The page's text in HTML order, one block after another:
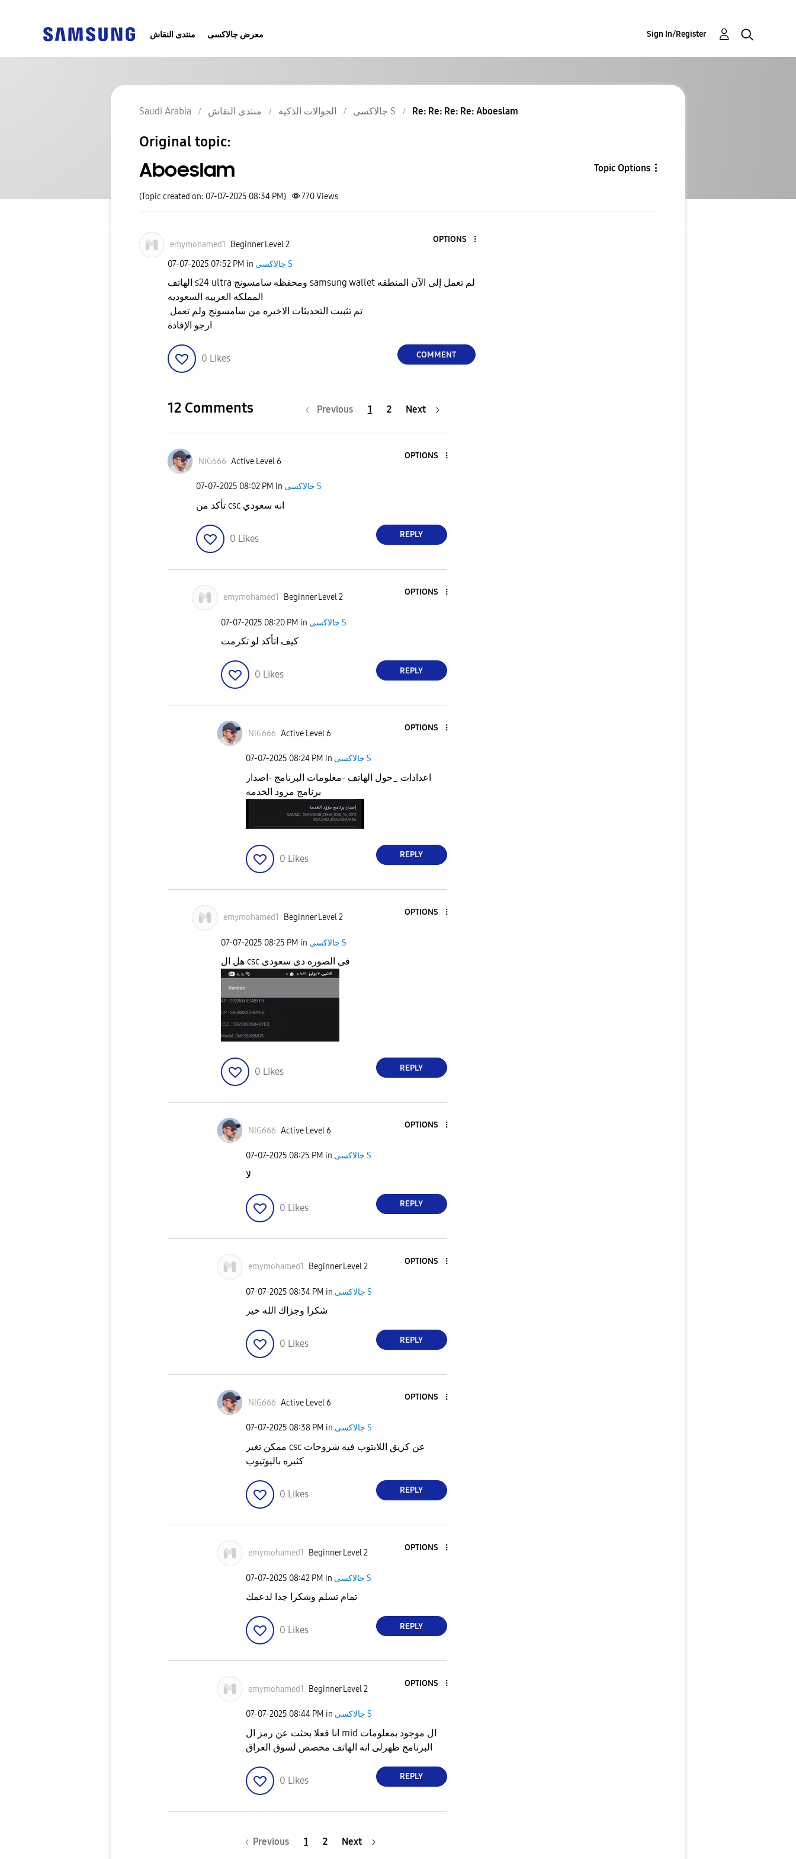
منتدى النقاش معرض جالاكسى Sign In/Register
Saudi Arabia منتدى النقاش الجوالات الذكية جالاكسى S Re: Re: Re: Re: Aboeslam
Original topic:
Aboeslam Topic Options
(Topic created on: 07-07-2025 08:34 PM) 770Views
emymohamed1 Beginner Level 2
OPTIONS
‎07-07-2025 07:52 PM in جالاكسى S
الهاتف s24 ultra ومحفظه سامسونج samsung wallet لم تعمل إلى الآن المنطقه
0 Likes COMMENT
12 Comments Previous 1 2 Next
NIG666 Active Level 6
OPTIONS
‎07-07-2025 08:02 PM in جالاكسى S
تأكد من csc انه سعودي
0 Likes REPLY
emymohamed1 Beginner Level 2
OPTIONS
‎07-07-2025 08:20 PM in جالاكسى S
كيف اتأكد لو تكرمت
0 Likes REPLY
NIG666 Active Level 6
OPTIONS
‎07-07-2025 08:24 PM in جالاكسى S
اعدادات _حول الهاتف -معلومات البرنامج -اصدار
برنامج مزود الخدمه
0 Likes REPLY
emymohamed1 Beginner Level 2
OPTIONS
‎07-07-2025 08:25 PM in جالاكسى S
هل ال csc فى الصوره دى سعودى
0 Likes REPLY
NIG666 Active Level 6
OPTIONS
‎07-07-2025 08:25 PM in جالاكسى S
لا
0 Likes REPLY
emymohamed1 Beginner Level 2
OPTIONS
‎07-07-2025 08:34 PM in جالاكسى S
شكرا وجزاك الله خير
0 Likes REPLY
NIG666 Active Level 6
OPTIONS
‎07-07-2025 08:38 PM in جالاكسى S
ممكن تغير csc عن كريق اللابتوب فيه شروحات
كثيره باليوتيوب
0 Likes REPLY
emymohamed1 Beginner Level 2
OPTIONS
‎07-07-2025 08:42 PM in جالاكسى S
تمام تسلم وشكرا جدا لدعمك
0 Likes REPLY
emymohamed1 Beginner Level 2
OPTIONS
‎07-07-2025 08:44 PM in جالاكسى S
انا فعلا بحثت عن رمز ال mid ال موجود بمعلومات
البرنامج ظهرلى انه الهاتف مخصص لسوق العراق
0 Likes REPLY
Previous 1 2 Next